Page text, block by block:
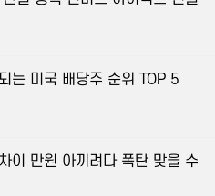
는 미국 배당주 순위 TOP 5
이 만원 아끼려다 폭탄 맞을 수